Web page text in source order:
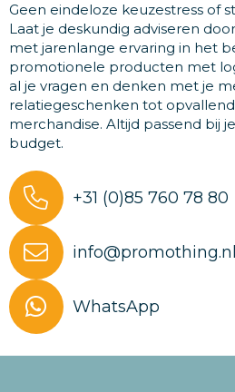
Geen eindeloze keuzestress of
Laat je deskundig adviseren
met jarenlange ervaring in het
promotionele producten met
al je vragen en denken met je
relatiegeschenken tot
merchandise. Altijd passend bij
budget.
+31 (0)85 760 78 80
info@promothing.nl
WhatsApp